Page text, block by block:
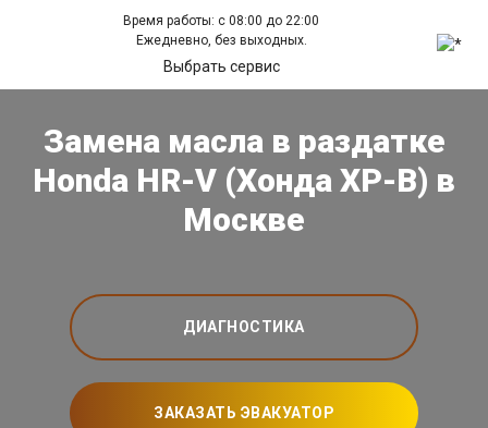
Время работы: с 08:00 до 22:00
Ежедневно, без выходных.
Выбрать сервис
Замена масла в раздатке
Honda HR-V (Хонда ХР-В) в
Москве
ДИАГНОСТИКА
ЗАКАЗАТЬ ЭВАКУАТОР